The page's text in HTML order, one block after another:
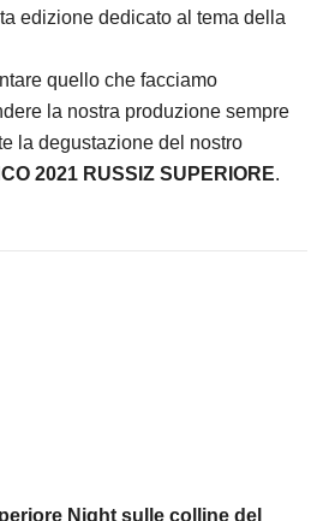
edizione dedicato al tema della
quello che facciamo
la nostra produzione sempre
la degustazione del nostro
2021 RUSSIZ SUPERIORE.
Night sulle colline del